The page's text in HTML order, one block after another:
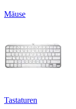
Mäuse
Tastaturen